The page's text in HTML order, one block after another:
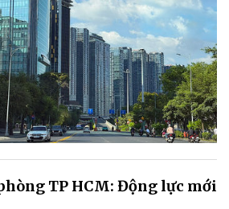
TP HCM: Động lực mới